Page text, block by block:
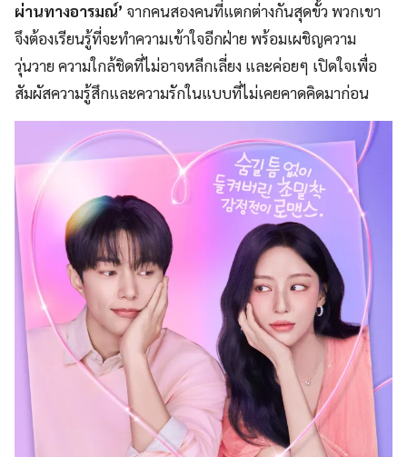
ผ่านทางอารมณ์’ จากคนสองคนที่แตกต่างกันสุดขั้ว พวกเขา
จึงต้องเรียนรู้ที่จะทำความเข้าใจอีกฝ่าย พร้อมเผชิญความ
วุ่นวาย ความใกล้ชิดที่ไม่อาจหลีกเลี่ยง และค่อยๆ เปิดใจเพื่อ
สัมผัสความรู้สึกและความรักในแบบที่ไม่เคยคาดคิดมาก่อน